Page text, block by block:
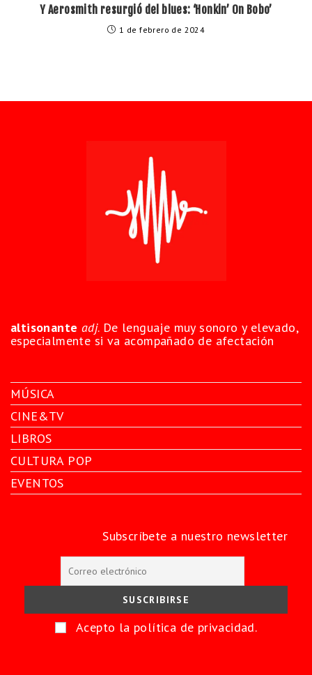
Y Aerosmith resurgió del blues: ‘Honkin’ On Bobo’
1 de febrero de 2024
altisonante adj. De lenguaje muy sonoro y elevado,
especialmente si va acompañado de afectación
MÚSICA
CINE&TV
LIBROS
CULTURA POP
EVENTOS
Subscríbete a nuestro newsletter
Acepto la política de privacidad.